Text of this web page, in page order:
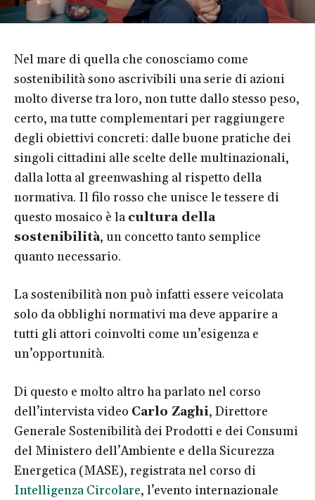
Nel mare di quella che conosciamo come
sostenibilità sono ascrivibili una serie di azioni
molto diverse tra loro, non tutte dallo stesso peso,
certo, ma tutte complementari per raggiungere
degli obiettivi concreti: dalle buone pratiche dei
singoli cittadini alle scelte delle multinazionali,
dalla lotta al greenwashing al rispetto della
normativa. Il filo rosso che unisce le tessere di
questo mosaico è la cultura della
sostenibilità, un concetto tanto semplice
quanto necessario.
La sostenibilità non può infatti essere veicolata
solo da obblighi normativi ma deve apparire a
tutti gli attori coinvolti come un’esigenza e
un’opportunità.
Di questo e molto altro ha parlato nel corso
dell’intervista video Carlo Zaghi, Direttore
Generale Sostenibilità dei Prodotti e dei Consumi
del Ministero dell’Ambiente e della Sicurezza
Energetica (MASE), registrata nel corso di
Intelligenza Circolare, l’evento internazionale